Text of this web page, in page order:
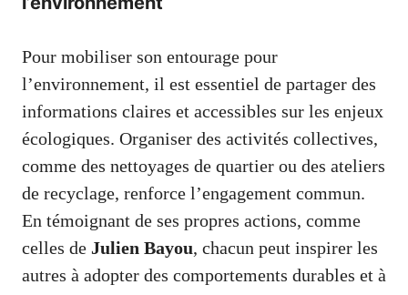
Pour mobiliser son entourage pour
l’environnement, il est essentiel de partager des
informations claires et accessibles sur les enjeux
écologiques. Organiser des activités collectives,
comme des nettoyages de quartier ou des ateliers
de recyclage, renforce l’engagement commun.
En témoignant de ses propres actions, comme
celles de Julien Bayou, chacun peut inspirer les
autres à adopter des comportements durables et à